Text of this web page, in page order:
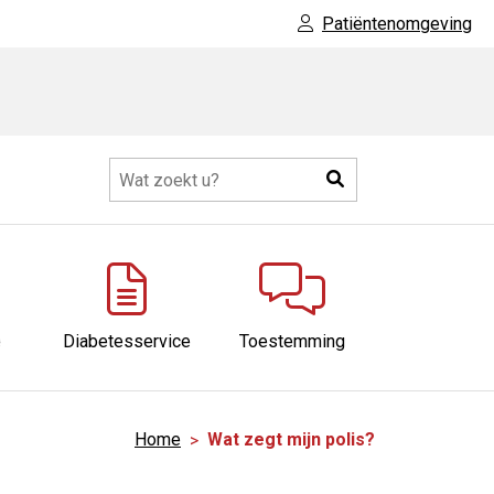
Patiëntenomgeving
Zoeken
Diabetesservice Toestemming
Home Wat zegt mijn polis?